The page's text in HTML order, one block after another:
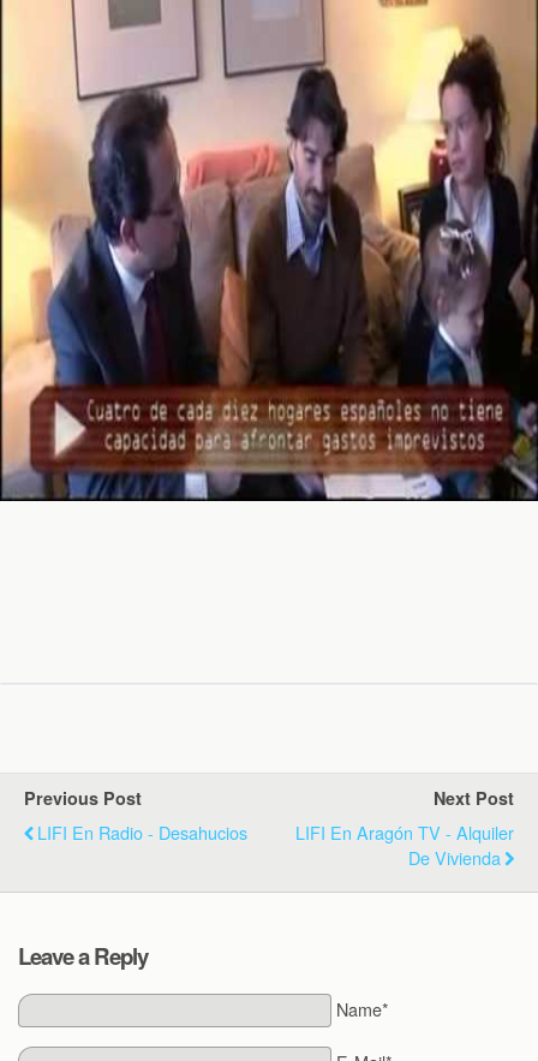
Previous Post
LIFI En Radio - Desahucios
Next Post
LIFI En Aragón TV - Alquiler
De Vivienda
Leave a Reply
Name*